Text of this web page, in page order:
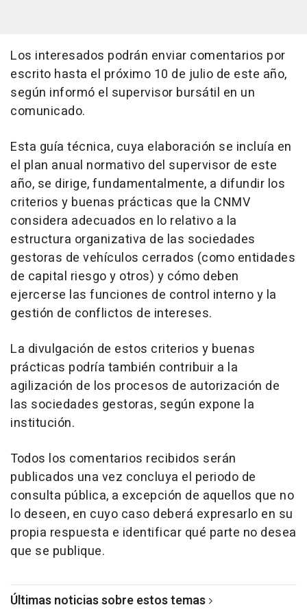
Los interesados podrán enviar comentarios por
escrito hasta el próximo 10 de julio de este año,
según informó el supervisor bursátil en un
comunicado.
Esta guía técnica, cuya elaboración se incluía en
el plan anual normativo del supervisor de este
año, se dirige, fundamentalmente, a difundir los
criterios y buenas prácticas que la CNMV
considera adecuados en lo relativo a la
estructura organizativa de las sociedades
gestoras de vehículos cerrados (como entidades
de capital riesgo y otros) y cómo deben
ejercerse las funciones de control interno y la
gestión de conflictos de intereses.
La divulgación de estos criterios y buenas
prácticas podría también contribuir a la
agilización de los procesos de autorización de
las sociedades gestoras, según expone la
institución.
Todos los comentarios recibidos serán
publicados una vez concluya el periodo de
consulta pública, a excepción de aquellos que no
lo deseen, en cuyo caso deberá expresarlo en su
propia respuesta e identificar qué parte no desea
que se publique.
Últimas noticias sobre estos temas